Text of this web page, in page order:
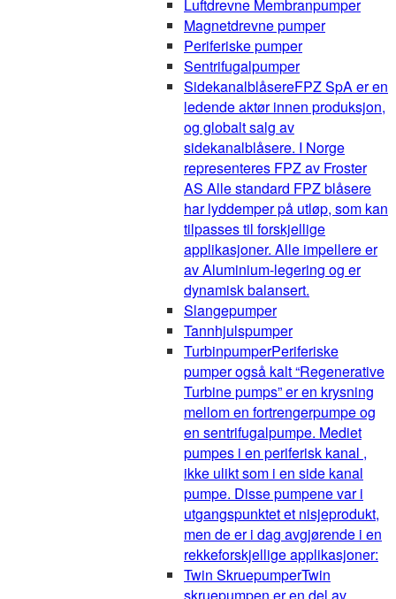
Luftdrevne Membranpumper
Magnetdrevne pumper
Periferiske pumper
Sentrifugalpumper
SidekanalblåsereFPZ SpA er en
ledende aktør innen produksjon,
og globalt salg av
sidekanalblåsere. I Norge
representeres FPZ av Froster
AS Alle standard FPZ blåsere
har lyddemper på utløp, som kan
tilpasses til forskjellige
applikasjoner. Alle impellere er
av Aluminium-legering og er
dynamisk balansert.
Slangepumper
Tannhjulspumper
TurbinpumperPeriferiske
pumper også kalt “Regenerative
Turbine pumps” er en krysning
mellom en fortrengerpumpe og
en sentrifugalpumpe. Mediet
pumpes i en periferisk kanal ,
ikke ulikt som i en side kanal
pumpe. Disse pumpene var i
utgangspunktet et nisjeprodukt,
men de er i dag avgjørende i en
rekkeforskjellige applikasjoner:
Twin SkruepumperTwin